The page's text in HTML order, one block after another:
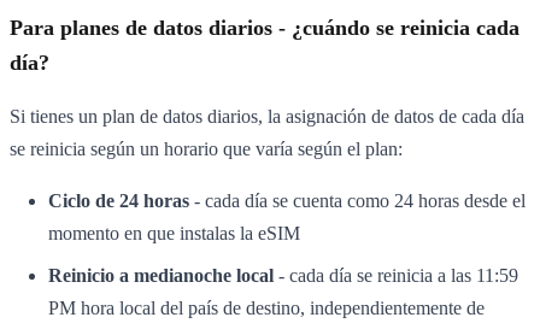
Para planes de datos diarios - ¿cuándo se reinicia cada
día?
Si tienes un plan de datos diarios, la asignación de datos de cada día
se reinicia según un horario que varía según el plan:
Ciclo de 24 horas - cada día se cuenta como 24 horas desde el
momento en que instalas la eSIM
Reinicio a medianoche local - cada día se reinicia a las 11:59
PM hora local del país de destino, independientemente de